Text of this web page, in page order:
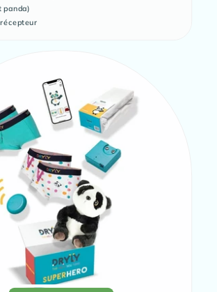
panda)